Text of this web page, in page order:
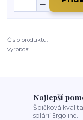
Číslo produktu:
výrobca:
Najlepší
Špičková
solárií Ergoline.